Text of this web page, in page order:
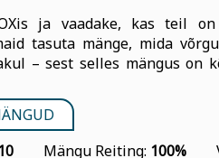
ja vaadake, kas teil
tasuta mänge, mida
– sest selles mängus on
Mängu Reiting: 100%